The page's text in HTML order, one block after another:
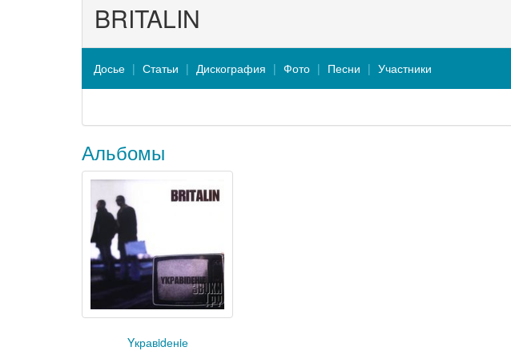
BRITALIN
Досье Статьи Дискография Фото Песни Участники
Альбомы
Yкравidенiе